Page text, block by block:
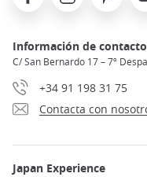
Información de contacto
C/ San Bernardo 17 – 7º
+34 91 198 31 75
Contacta con
Japan Experience